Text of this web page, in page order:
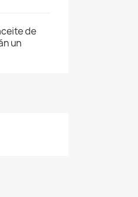
de
un